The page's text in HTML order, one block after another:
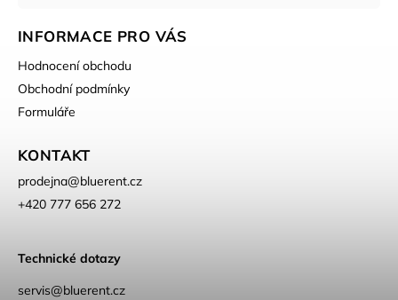
INFORMACE PRO VÁS
Hodnocení obchodu
Obchodní podmínky
Formuláře
KONTAKT
prodejna@bluerent.cz
+420 777 656 272
Technické dotazy
servis@bluerent.cz